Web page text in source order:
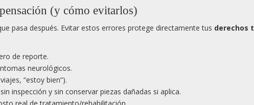
(y cómo evitarlos)
pasa después. Evitar estos errores protege directamente tus derechos
de reporte.
neurológicos.
“estoy bien”).
inspección y sin conservar piezas dañadas si aplica.